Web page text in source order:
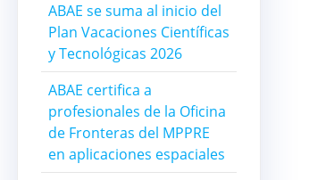
ABAE se suma al inicio del
Plan Vacaciones Científicas
y Tecnológicas 2026
ABAE certifica a
profesionales de la Oficina
de Fronteras del MPPRE
en aplicaciones espaciales